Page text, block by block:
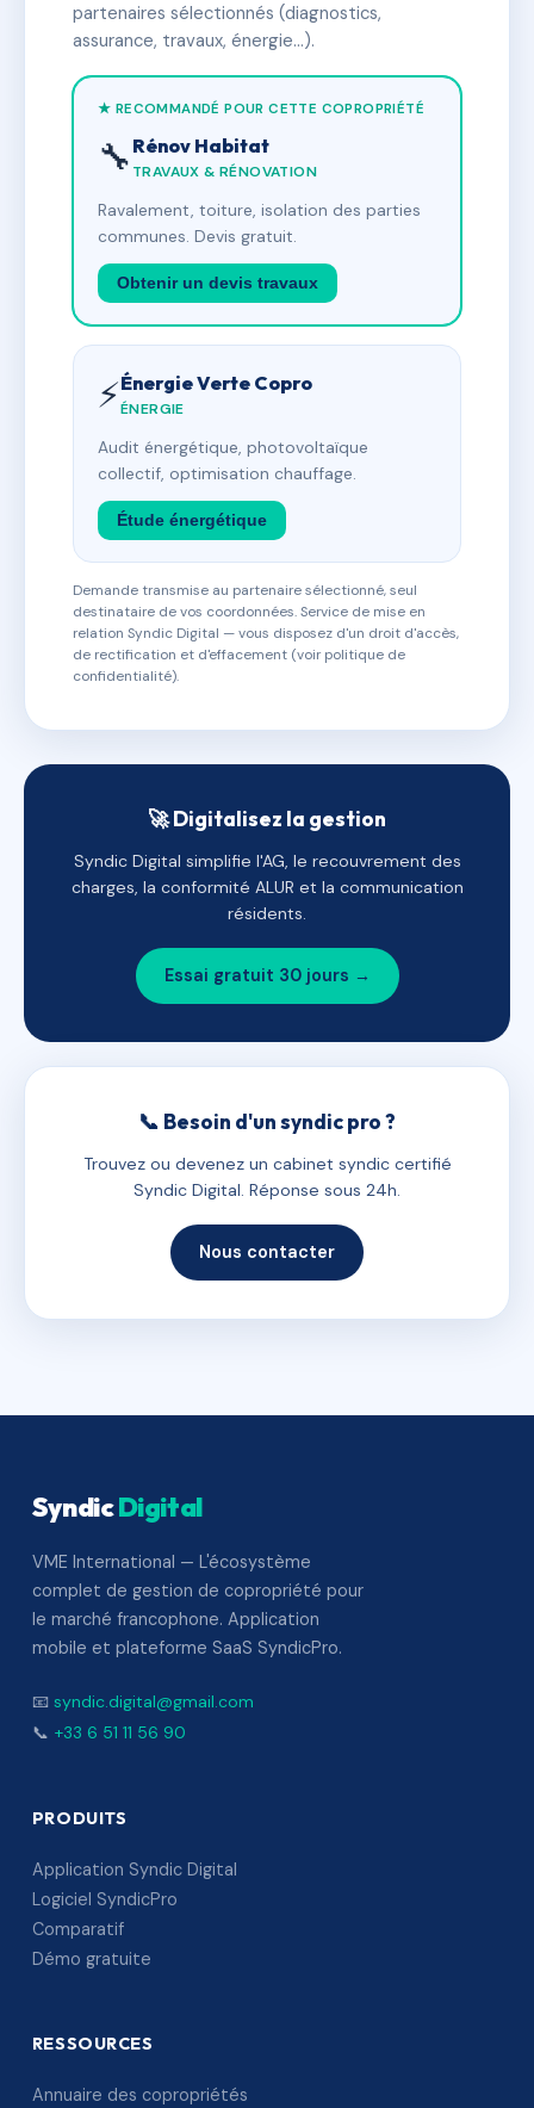
partenaires sélectionnés (diagnostics,
assurance, travaux, énergie…).
★ RECOMMANDÉ POUR CETTE COPROPRIÉTÉ
🔧 Rénov Habitat
TRAVAUX & RÉNOVATION
Ravalement, toiture, isolation des parties
communes. Devis gratuit.
Obtenir un devis travaux
⚡Énergie Verte Copro
ÉNERGIE
Audit énergétique, photovoltaïque
collectif, optimisation chauffage.
Étude énergétique
Demande transmise au partenaire sélectionné, seul
destinataire de vos coordonnées. Service de mise en
relation Syndic Digital — vous disposez d'un droit d'accès,
de rectification et d'effacement (voir politique de
confidentialité).
🚀 Digitalisez la gestion
Syndic Digital simplifie l'AG, le recouvrement des
charges, la conformité ALUR et la communication
résidents.
Essai gratuit 30 jours →
📞 Besoin d'un syndic pro ?
Trouvez ou devenez un cabinet syndic certifié
Syndic Digital. Réponse sous 24h.
Nous contacter
SyndicDigital
VME International — L'écosystème
complet de gestion de copropriété pour
le marché francophone. Application
mobile et plateforme SaaS SyndicPro.
📧 syndic.digital@gmail.com
📞 +33 6 51 11 56 90
PRODUITS
Application Syndic Digital
Logiciel SyndicPro
Comparatif
Démo gratuite
RESSOURCES
Annuaire des copropriétés